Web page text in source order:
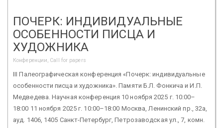
ПОЧЕРК: ИНДИВИДУАЛЬНЫЕ
ОСОБЕННОСТИ ПИСЦА И
ХУДОЖНИКА
Конференции, Call for papers
III Палеографическая конференция «Почерк: индивидуальные
особенности писца и художника». Памяти Б.Л. Фонкича и И.П.
Медведева. Научная конференция 10 ноября 2025 г. 10:00–
18:00 11 ноября 2025 г. 10:00–18:00 Москва, Ленинский пр., 32а,
ауд. 1406, 1405 Санкт-Петербург, Петрозаводская ул., 7, комн.